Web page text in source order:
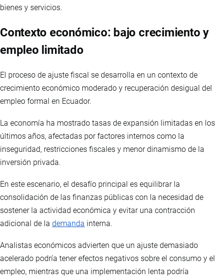
bienes y servicios.
Contexto económico: bajo crecimiento y
empleo limitado
El proceso de ajuste fiscal se desarrolla en un contexto de
crecimiento económico moderado y recuperación desigual del
empleo formal en Ecuador.
La economía ha mostrado tasas de expansión limitadas en los
últimos años, afectadas por factores internos como la
inseguridad, restricciones fiscales y menor dinamismo de la
inversión privada.
En este escenario, el desafío principal es equilibrar la
consolidación de las finanzas públicas con la necesidad de
sostener la actividad económica y evitar una contracción
adicional de la demanda interna.
Analistas económicos advierten que un ajuste demasiado
acelerado podría tener efectos negativos sobre el consumo y el
empleo, mientras que una implementación lenta podría